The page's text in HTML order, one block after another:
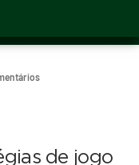
de jogo